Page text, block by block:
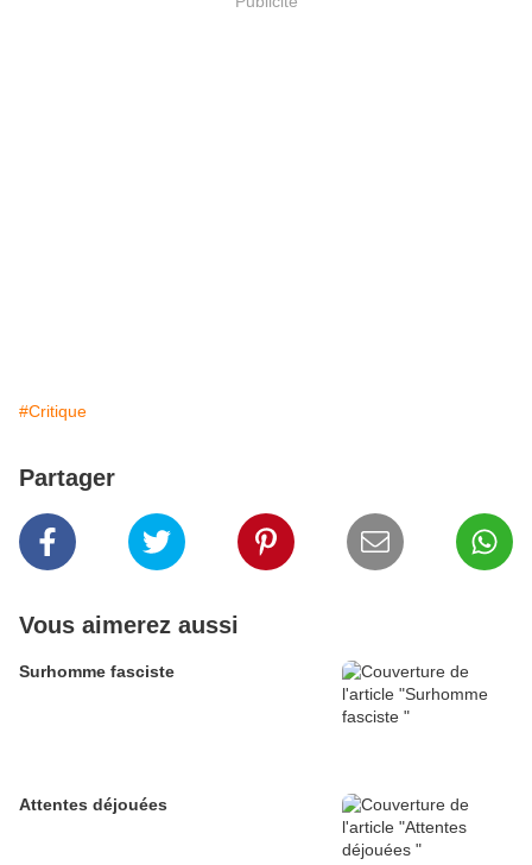
#Critique
Partager
Vous aimerez aussi
Surhomme fasciste
Attentes déjouées